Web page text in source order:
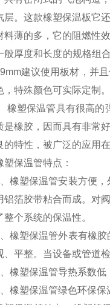
层。这款橡塑保温板它
料薄的多，它的阻燃性
般厚度和长度的规格组
建议使用板材，并
，特殊颜色可实际定制。
橡塑保温管具有很高的
是橡胶，因而具有非常
的特性，被广泛的应用
塑保温管特点：
橡塑保温管安装方便
铝箔胶带粘合而成。对
整个系统的保温性。
橡塑保温管外表有橡
、平整。当设备或管道
橡塑保温管导热系数
橡塑保温管绿色环保